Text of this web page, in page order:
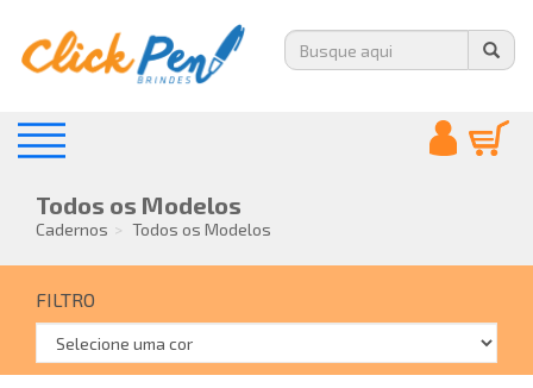
Todos os Modelos
Cadernos Todos os Modelos
FILTRO